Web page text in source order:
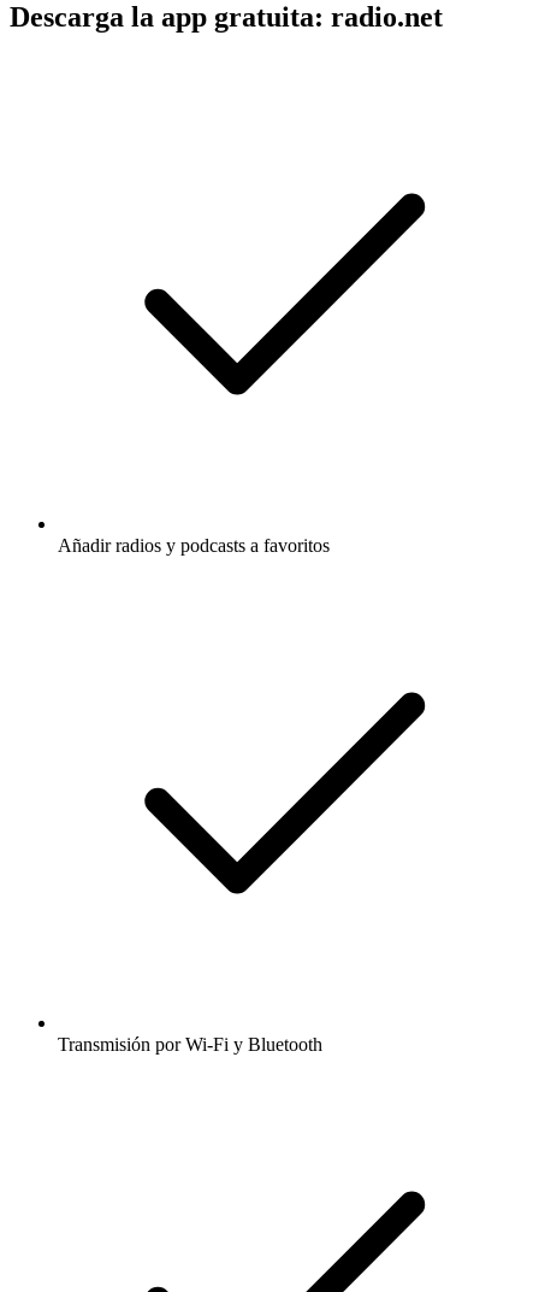
Descarga la app gratuita: radio.net
Añadir radios y podcasts a favoritos
Transmisión por Wi-Fi y Bluetooth